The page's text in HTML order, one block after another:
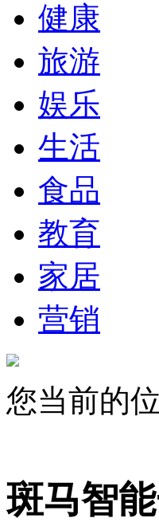
健康
旅游
娱乐
生活
食品
教育
家居
营销
您当前的
斑马智